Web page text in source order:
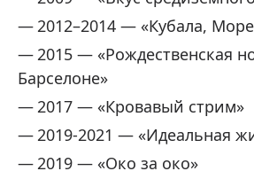
2012–2014 — «Кубала,
2015 — «Рождественская
Барселоне»
2017 — «Кровавый стрим»
2019-2021 — «Идеальная
2019 — «Око за око»